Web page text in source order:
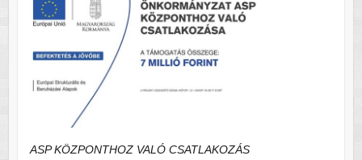
ASP KÖZPONTHOZ VALÓ CSATLAKOZÁS